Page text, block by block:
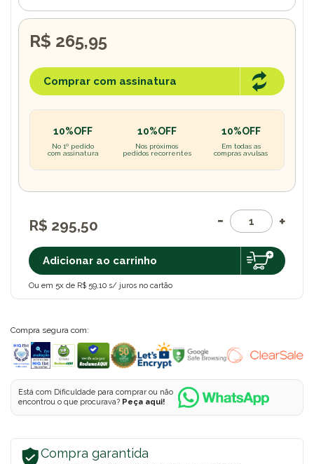
R$ 295,50
Adicionar ao carrinho
Ou em 5x de R$ 59,10 s/ juros no cartão
R$ 265,95
Comprar com assinatura
10%OFF
No 1º pedido
com assinatura
10%OFF
Nos próximos
pedidos recorrentes
10%OFF
Em todas as
compras avulsas
Compra segura com:
Está com Dificuldade para comprar ou não
encontrou o que procurava? Peça aqui!
Compra garantida